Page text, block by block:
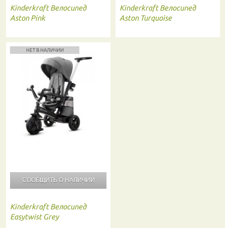
Kinderkraft Велосипед
Aston Pink
Kinderkraft Велосипед
Aston Turquoise
НЕТ В НАЛИЧИИ
СООБЩИТЬ О НАЛИЧИИ
Kinderkraft Велосипед
Easytwist Grey